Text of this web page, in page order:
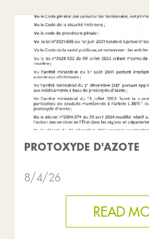
PROTOXYDE D'AZOTE
8/4/26
READ